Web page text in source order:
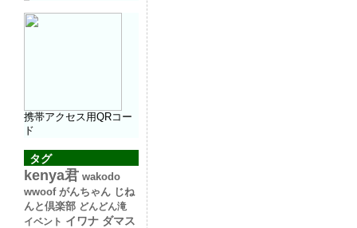
携帯アクセス用QRコー
ド
タグ
kenya君 wakodo
wwoof がんちゃん じね
んと倶楽部 どんどん滝
イベント イワナ ダマス